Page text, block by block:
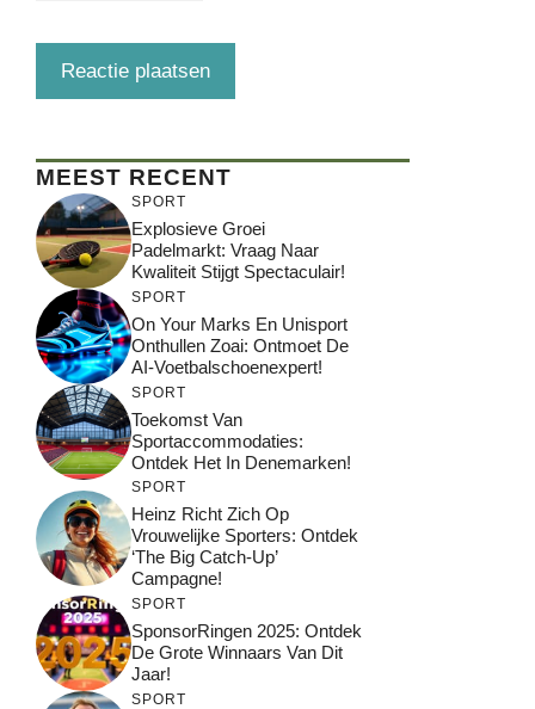
MEEST RECENT
SPORT
Explosieve Groei
Padelmarkt: Vraag Naar
Kwaliteit Stijgt Spectaculair!
SPORT
On Your Marks En Unisport
Onthullen Zoai: Ontmoet De
AI-Voetbalschoenexpert!
SPORT
Toekomst Van
Sportaccommodaties:
Ontdek Het In Denemarken!
SPORT
Heinz Richt Zich Op
Vrouwelijke Sporters: Ontdek
‘The Big Catch-Up’
Campagne!
SPORT
SponsorRingen 2025: Ontdek
De Grote Winnaars Van Dit
Jaar!
SPORT